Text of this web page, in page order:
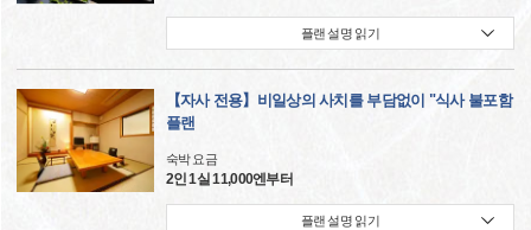
플랜 설명 읽기
【자사 전용】비일상의 사치를 부담없이 "식사 불포함
플랜
숙박 요금
2인 1실 11,000엔부터
플랜 설명 읽기